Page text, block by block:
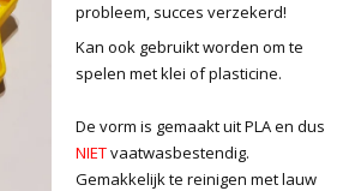
probleem, succes verzekerd!
Kan ook gebruikt worden om te
spelen met klei of plasticine.
De vorm is gemaakt uit PLA en dus
NIETvaatwasbestendig.
Gemakkelijk te reinigen met lauw